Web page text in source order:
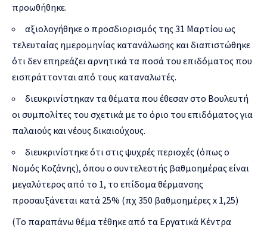
προωθήθηκε.
αξιολογήθηκε ο προσδιορισμός της 31 Μαρτίου ως
τελευταίας ημερομηνίας κατανάλωσης και διαπιστώθηκε
ότι δεν επηρεάζει αρνητικά τα ποσά του επιδόματος που
εισπράττονται από τους καταναλωτές.
διευκρινίστηκαν τα θέματα που έθεσαν στο Βουλευτή
οι συμπολίτες του σχετικά με το όριο του επιδόματος για
παλαιούς και νέους δικαιούχους.
διευκρινίστηκε ότι στις ψυχρές περιοχές (όπως ο
Νομός Κοζάνης), όπου ο συντελεστής βαθμοημέρας είναι
μεγαλύτερος από το 1, το επίδομα θέρμανσης
προσαυξάνεται κατά 25% (πχ 350 βαθμοημέρες x 1,25)
(Το παραπάνω θέμα τέθηκε από τα Εργατικά Κέντρα